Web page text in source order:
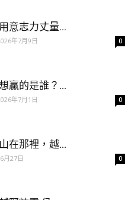
意志力丈量...
年7月9日 0
贏的是誰？...
年7月1日 0
在那裡，越...
月27日 0